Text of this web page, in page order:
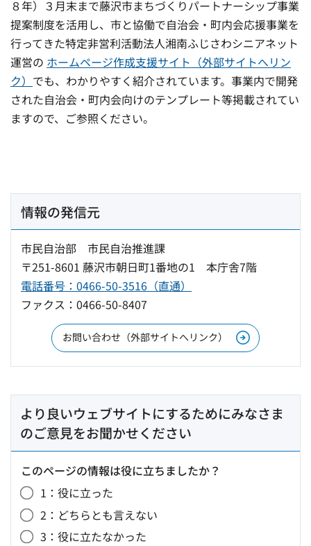
８年）３月末まで藤沢市まちづくりパートナーシップ事業
提案制度を活用し、市と協働で自治会・町内会応援事業を
行ってきた特定非営利活動法人湘南ふじさわシニアネット
運営の ホームページ作成支援サイト（外部サイトへリン
ク） でも、わかりやすく紹介されています。事業内で開発
された自治会・町内会向けのテンプレート等掲載されてい
ますので、ご参照ください。
情報の発信元
市民自治部 市民自治推進課
〒251-8601 藤沢市朝日町1番地の1 本庁舎7階
電話番号：0466-50-3516（直通）
ファクス：0466-50-8407
お問い合わせ（外部サイトへリンク）
より良いウェブサイトにするためにみなさま
のご意見をお聞かせください
このページの情報は役に立ちましたか？
1：役に立った
2：どちらとも言えない
3：役に立たなかった